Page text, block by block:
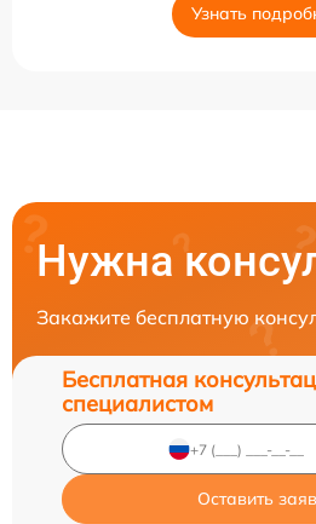
Узнать
Нужна
Закажите бесплатную
Бесплатная
специалистом
Оставить